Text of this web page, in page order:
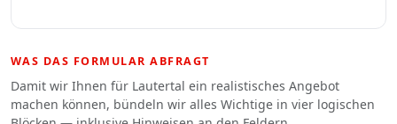
WAS DAS FORMULAR ABFRAGT
Damit wir Ihnen für Lautertal ein realistisches Angebot
machen können, bündeln wir alles Wichtige in vier logischen